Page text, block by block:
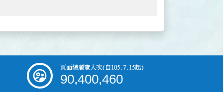
頁面總瀏覽人次(自105.7.15起)
90,400,460